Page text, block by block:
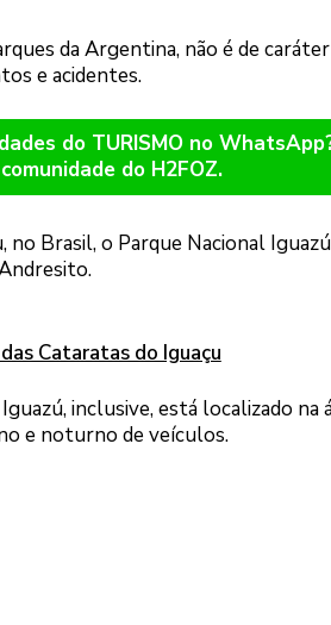
da Argentina, não é de
e acidentes.
do TURISMO no
do H2FOZ.
Brasil, o Parque Nacional
Cataratas do Iguaçu
inclusive, está localizado na
e noturno de veículos.